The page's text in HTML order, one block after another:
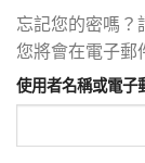
忘記您的密嗎？
您將會在電子郵
使用者名稱或電子